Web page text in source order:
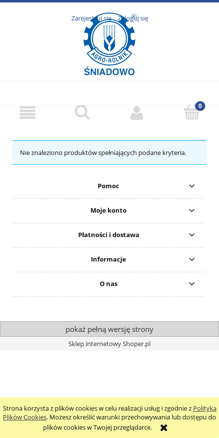
Strona korzysta z plików cookies w celu realizacji usług i zgodnie z Polityką
Plików Cookies. Możesz określić warunki przechowywania lub dostępu do
plików cookies w Twojej przeglądarce.
Zarejestruj się Zaloguj się
Nie znaleziono produktów spełniających podane kryteria.
Pomoc
Moje konto
Płatności i dostawa
Informacje
O nas
pokaż pełną wersję strony
Sklep internetowy Shoper.pl